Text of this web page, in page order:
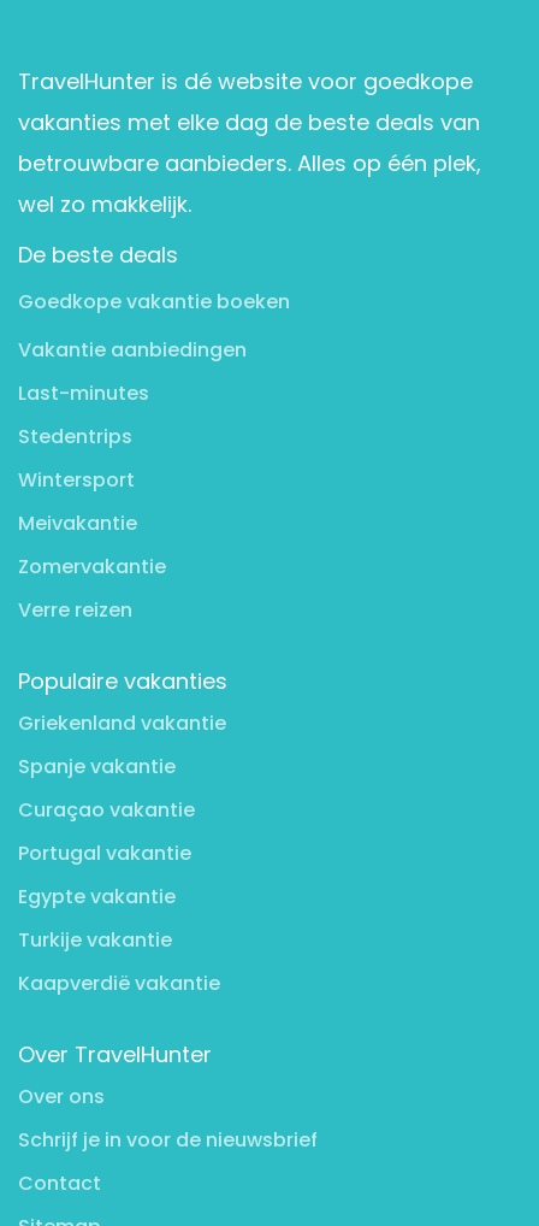
TravelHunter is dé website voor goedkope
vakanties met elke dag de beste deals van
betrouwbare aanbieders. Alles op één plek,
wel zo makkelijk.
De beste deals
Goedkope vakantie boeken
Vakantie aanbiedingen
Last-minutes
Stedentrips
Wintersport
Meivakantie
Zomervakantie
Verre reizen
Populaire vakanties
Griekenland vakantie
Spanje vakantie
Curaçao vakantie
Portugal vakantie
Egypte vakantie
Turkije vakantie
Kaapverdië vakantie
Over TravelHunter
Over ons
Schrijf je in voor de nieuwsbrief
Contact